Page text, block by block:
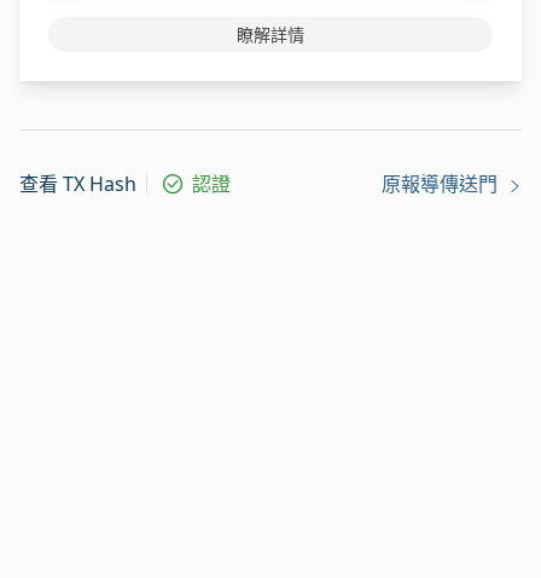
瞭解詳情
查看 TX Hash 認證 原報導傳送門